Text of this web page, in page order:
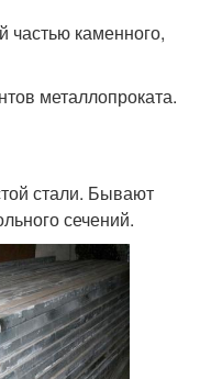
частью каменного,
металлопроката.
стали. Бывают
сечений.